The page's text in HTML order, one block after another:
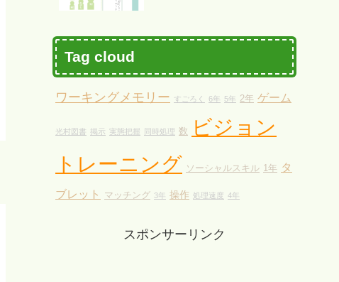
Tag cloud
ワーキングメモリー すごろく 6年 5年 2年 ゲーム
光村図書 掲示 実態把握 同時処理 数
ビジョン
トレーニング ソーシャルスキル 1年 タ
ブレット マッチング 3年 操作 処理速度 4年
スポンサーリンク